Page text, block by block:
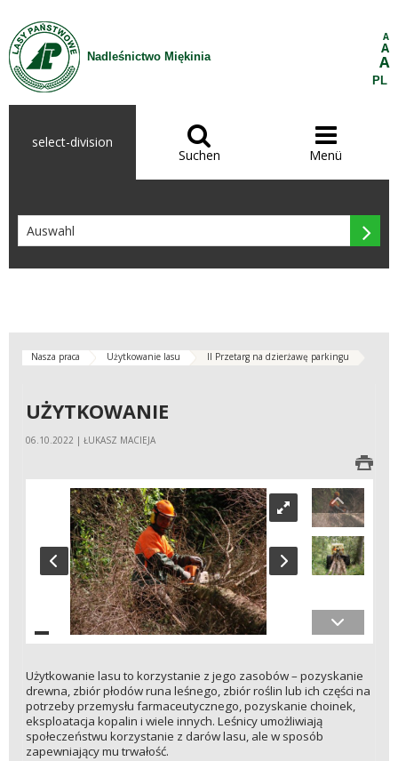
Zum Inhalt wechseln
Nadleśnictwo Miękinia
A
A
A
PL
select-division 
Suchen

Menü

Nasza praca Użytkowanie lasu II Przetarg na dzierżawę parkingu
UŻYTKOWANIE
06.10.2022 | ŁUKASZ MACIEJA
Użytkowanie lasu to korzystanie z jego zasobów – pozyskanie
drewna, zbiór płodów runa leśnego, zbiór roślin lub ich części na
potrzeby przemysłu farmaceutycznego, pozyskanie choinek,
eksploatacja kopalin i wiele innych. Leśnicy umożliwiają
społeczeństwu korzystanie z darów lasu, ale w sposób
zapewniający mu trwałość.